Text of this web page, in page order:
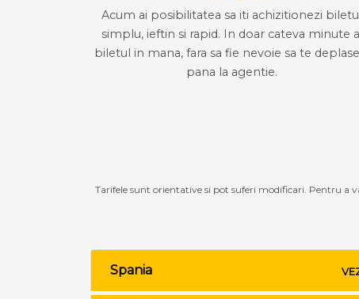
Acum ai posibilitatea sa iti achizitionezi
simplu, ieftin si rapid. In doar cateva minute
biletul in mana, fara sa fie nevoie sa te
pana la agentie.
Tarifele sunt orientative si pot suferi modificari. Pentru a
Spania